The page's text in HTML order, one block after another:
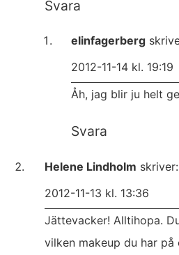
Svara
elinfagerberg
2012-11-14 kl. 19:19
Åh, jag blir ju helt
Svara
Helene Lindholm skriver:
2012-11-13 kl. 13:36
Jättevacker! Alltihopa.
vilken makeup du har